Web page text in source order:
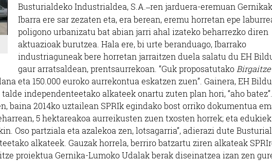
Busturialdeko Industrialdea, S.A. –ren jarduera-eremuan
Ibarra ere sar zezaten eta, era berean, eremu horretan epe
poligono urbanizatu bat abian jarri ahal izateko beharrezko diren
aktuazioak burutzea. Hala ere, bi urte beranduago, Ibarrako
industriaguneak bere horretan jarraitzen duela salatu du EH
gaur arratsaldean, prentsaurrekoan. “Guk proposatutako Birgaitze
eta 150.000 euroko aurrekontua eskatzen zuen”. Gainera, EH
independenteetako alkateek onartu zuten plan hori, “aho batez”.
baina 2014ko uztailean SPRIk egindako bost orriko dokumentua
5 hektareakoa aurreikusten zuen txosten horrek; eta
Oso partziala eta azalekoa zen, lotsagarria”, adierazi dute
alkateek. Gauzak horrela, berriro batzartu ziren alkateak
proiektua Gernika-Lumoko Udalak berak diseinatzea izan zen